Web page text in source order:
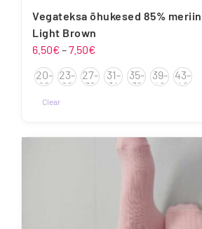
Vegateksa õhukesed 85%
Light Brown
6.50€ –7.50€
6.50€
kuni
20-
22
23-
26
27-
30
31-
34
35-
38
39-
42
43-
46
Clear
tootel